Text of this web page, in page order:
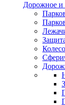
Дорожное и